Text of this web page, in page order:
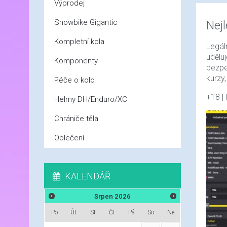
+18 |
Výprodej
Snowbike Gigantic
Kompletní kola
Komponenty
Péče o kolo
Helmy DH/Enduro/XC
Chrániče těla
Oblečení
KALENDÁŘ
Srpen 2026
Po Út St Čt Pá So Ne